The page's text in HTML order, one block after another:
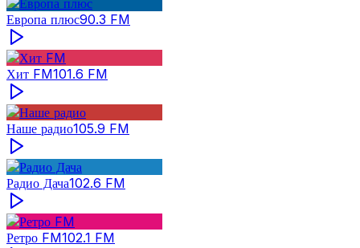
Европа плюс90.3 FM
Хит FM101.6 FM
Наше радио105.9 FM
Радио Дача102.6 FM
Ретро FM102.1 FM